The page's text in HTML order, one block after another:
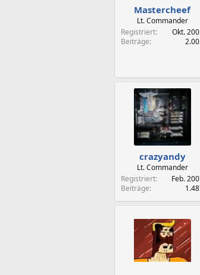
Mastercheef
Lt. Commander
Registriert
Okt.
Beiträge
crazyandy
Lt. Commander
Registriert
Feb.
Beiträge